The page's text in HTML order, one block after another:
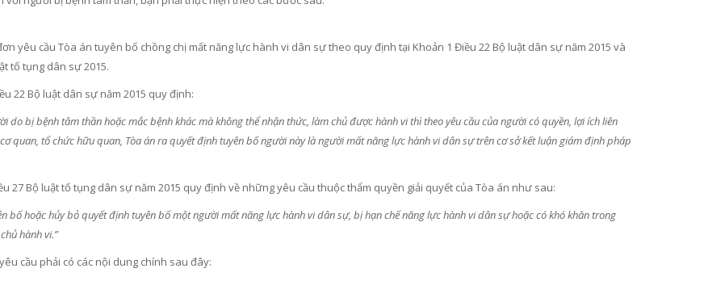
yêu cầu Tòa án tuyên bố chồng chị mất năng lực hành vi dân sự theo quy định tại Khoản 1 Điều 22 Bộ luật dân sự năm 2015 và
tố tụng dân sự 2015.
22 Bộ luật dân sự năm 2015 quy định:
do bị bệnh tâm thần hoặc mắc bệnh khác mà không thể nhận thức, làm chủ được hành vi thì theo yêu cầu của người có quyền, lợi ích liên
quan, tổ chức hữu quan, Tòa án ra quyết định tuyên bố người này là người mất năng lực hành vi dân sự trên cơ sở kết luận giám định pháp
27 Bộ luật tố tụng dân sự năm 2015 quy định về những yêu cầu thuộc thẩm quyền giải quyết của Tòa án như sau:
bố hoặc hủy bỏ quyết định tuyên bố một người mất năng lực hành vi dân sự, bịhạn chế năng lực hành vi dân sự hoặc có khó khăn trong
hành vi.”
cầu phải có các nội dung chính sau đây: